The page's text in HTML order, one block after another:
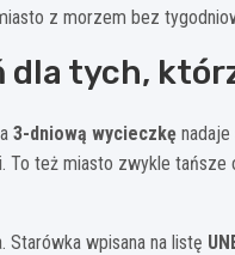
z morzem bez
dla tych,
3-dniową wycieczkę
To też miasto zwykle
wpisana na listę